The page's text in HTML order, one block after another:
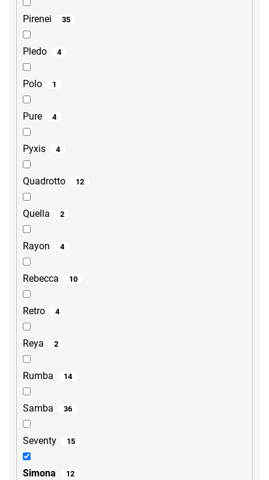
Pirenei 35
Pledo 4
Polo 1
Pure 4
Pyxis 4
Quadrotto 12
Quella 2
Rayon 4
Rebecca 10
Retro 4
Reya 2
Rumba 14
Samba 36
Seventy 15
Simona 12